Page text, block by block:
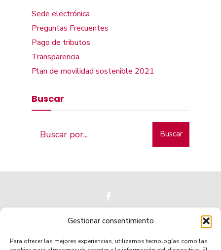
Gestionar consentimiento
Para ofrecer las mejores experiencias, utilizamos tecnologías como las
Sede electrónica
Preguntas Frecuentes
Pago de tributos
Transparencia
Plan de movilidad sostenible 2021
Buscar
Buscar
Municipio de tradición